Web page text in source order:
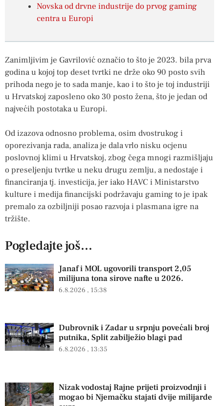
Novska od drvne industrije do prvog gaming
centra u Europi
Zanimljivim je Gavrilović označio to što je 2023. bila prva
godina u kojoj top deset tvrtki ne drže oko 90 posto svih
prihoda nego je to sada manje, kao i to što je toj industriji
u Hrvatskoj zaposleno oko 30 posto žena, što je jedan od
najvećih postotaka u Europi.
Od izazova odnosno problema, osim dvostrukog i
oporezivanja rada, analiza je dala vrlo nisku ocjenu
poslovnoj klimi u Hrvatskoj, zbog čega mnogi razmišljaju
o preseljenju tvrtke u neku drugu zemlju, a nedostaje i
financiranja tj. investicija, jer iako HAVC i Ministarstvo
kulture i medija financijski podržavaju gaming to je ipak
premalo za ozbiljniji posao razvoja i plasmana igre na
tržište.
Pogledajte još...
Janaf i MOL ugovorili transport 2,05
milijuna tona sirove nafte u 2026.
6.8.2026 15:38
Dubrovnik i Zadar u srpnju povećali broj
putnika, Split zabilježio blagi pad
6.8.2026 13:35
Nizak vodostaj Rajne prijeti proizvodnji i
mogao bi Njemačku stajati dvije milijarde